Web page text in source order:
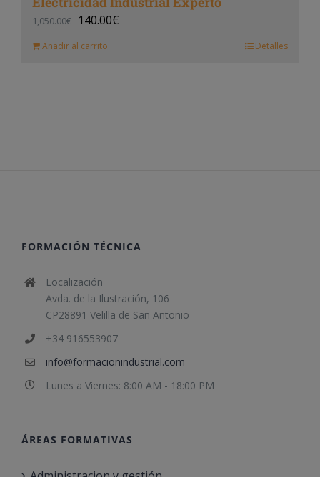
1,050.00€ 140.00€
Añadir al carrito Detalles
FORMACIÓN TÉCNICA
Localización
Avda. de la Ilustración, 106
CP28891 Velilla de San Antonio
+34 916553907
info@formacionindustrial.com
Lunes a Viernes: 8:00 AM - 18:00 PM
ÁREAS FORMATIVAS